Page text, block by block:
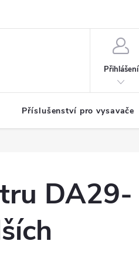
Přihlášení
Příslušenství pro vysavače
DA29-